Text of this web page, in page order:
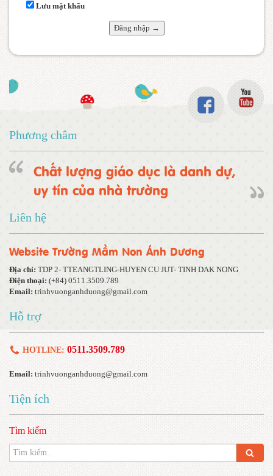
Lưu mật khẩu
Phương châm
Chất lượng giáo dục là danh dự,
uy tín của nhà trường
Liên hệ
Website Trường Mầm Non Ánh Dương
Địa chỉ: TDP 2- TTEANGTLING-HUYEN CU JUT- TINH DAK NONG
Điện thoại: (+84) 0511.3509.789
Email: trinhvuonganhduong@gmail.com
Hỗ trợ
HOTLINE: 0511.3509.789
Email: trinhvuonganhduong@gmail.com
Tiện ích
Tìm kiếm